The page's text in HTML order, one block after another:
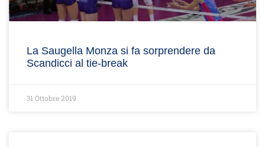
La Saugella Monza si fa sorprendere da
Scandicci al tie-break
31 Ottobre 2019